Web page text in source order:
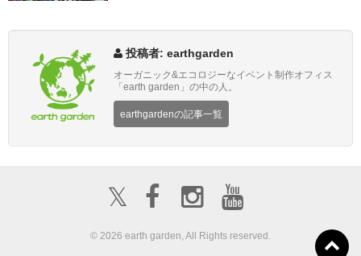
投稿者: earthgarden
オーガニック&エコロジーなイベント制作オフィス
「earth garden」の中の人。
earthgardenの記事一覧
𝕏
© 2026 earth garden, All Rights reserved.